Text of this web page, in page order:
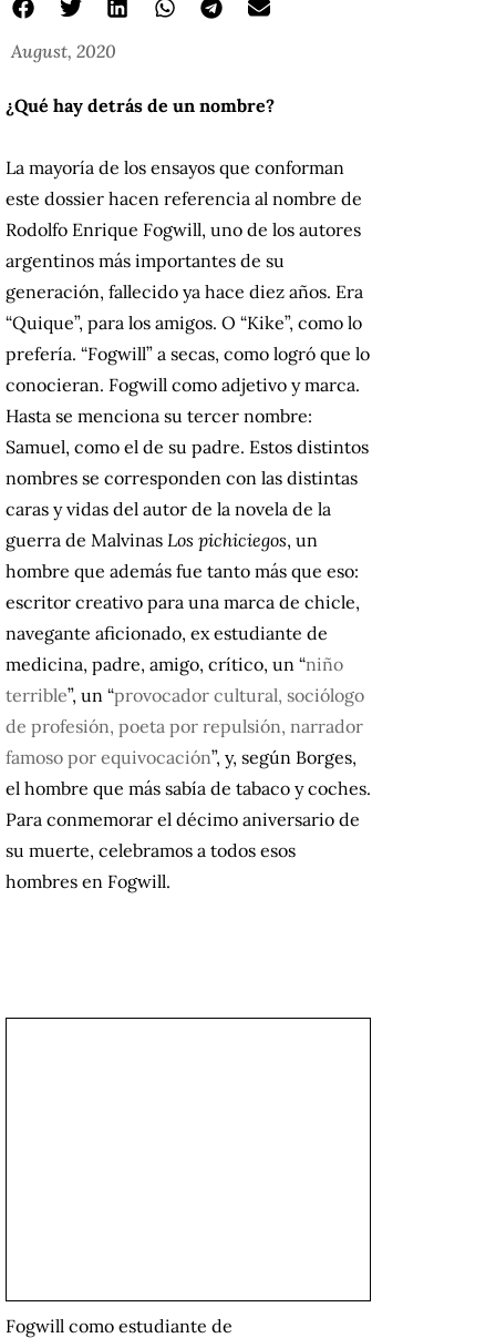
August, 2020
¿Qué hay detrás de un nombre?
La mayoría de los ensayos que conforman
este dossier hacen referencia al nombre de
Rodolfo Enrique Fogwill, uno de los autores
argentinos más importantes de su
generación, fallecido ya hace diez años. Era
“Quique”, para los amigos. O “Kike”, como lo
prefería. “Fogwill” a secas, como logró que lo
conocieran. Fogwill como adjetivo y marca.
Hasta se menciona su tercer nombre:
Samuel, como el de su padre. Estos distintos
nombres se corresponden con las distintas
caras y vidas del autor de la novela de la
guerra de Malvinas Los pichiciegos, un
hombre que además fue tanto más que eso:
escritor creativo para una marca de chicle,
navegante aficionado, ex estudiante de
medicina, padre, amigo, crítico, un “niño
terrible”, un “provocador cultural, sociólogo
de profesión, poeta por repulsión, narrador
famoso por equivocación”, y, según Borges,
el hombre que más sabía de tabaco y coches.
Para conmemorar el décimo aniversario de
su muerte, celebramos a todos esos
hombres en Fogwill.
Fogwill como estudiante de